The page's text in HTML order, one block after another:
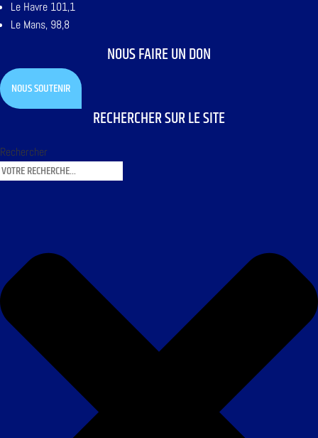
Le Havre 101,1
Le Mans, 98,8
NOUS FAIRE UN DON
NOUS SOUTENIR
RECHERCHER SUR LE SITE
Rechercher